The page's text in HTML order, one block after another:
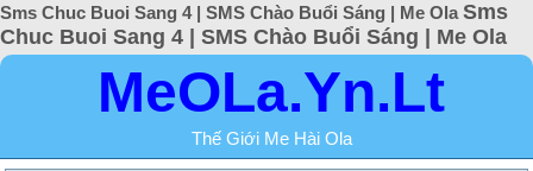
Sms Chuc Buoi Sang 4 | SMS Chào Buổi Sáng | Me Ola Sms
Chuc Buoi Sang 4 | SMS Chào Buổi Sáng | Me Ola
MeOLa.Yn.Lt
Thế Giới Me Hài Ola